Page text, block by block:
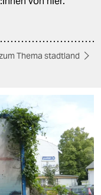
Thema stadtland